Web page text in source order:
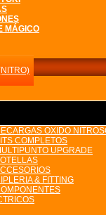
MÁGICO
OXIDO
COMPLETOS
UPGRADE
& FITTING